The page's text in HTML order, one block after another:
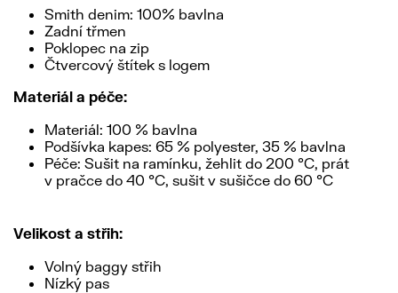
Smith denim: 100% bavlna
Zadní třmen
Poklopec na zip
Čtvercový štítek s logem
Materiál a péče:
Materiál: 100 % bavlna
Podšívka kapes: 65 % polyester, 35 % bavlna
Péče: Sušit na ramínku, žehlit do 200 °C, prát
v pračce do 40 °C, sušit v sušičce do 60 °C
Velikost a střih:
Volný baggy střih
Nízký pas